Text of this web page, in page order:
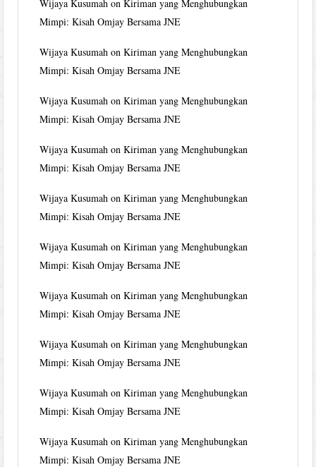
Wijaya Kusumah onKiriman yang Menghubungkan
Mimpi: Kisah Omjay Bersama JNE
Wijaya Kusumah onKiriman yang Menghubungkan
Mimpi: Kisah Omjay Bersama JNE
Wijaya Kusumah onKiriman yang Menghubungkan
Mimpi: Kisah Omjay Bersama JNE
Wijaya Kusumah onKiriman yang Menghubungkan
Mimpi: Kisah Omjay Bersama JNE
Wijaya Kusumah onKiriman yang Menghubungkan
Mimpi: Kisah Omjay Bersama JNE
Wijaya Kusumah onKiriman yang Menghubungkan
Mimpi: Kisah Omjay Bersama JNE
Wijaya Kusumah onKiriman yang Menghubungkan
Mimpi: Kisah Omjay Bersama JNE
Wijaya Kusumah onKiriman yang Menghubungkan
Mimpi: Kisah Omjay Bersama JNE
Wijaya Kusumah onKiriman yang Menghubungkan
Mimpi: Kisah Omjay Bersama JNE
Wijaya Kusumah onKiriman yang Menghubungkan
Mimpi: Kisah Omjay Bersama JNE